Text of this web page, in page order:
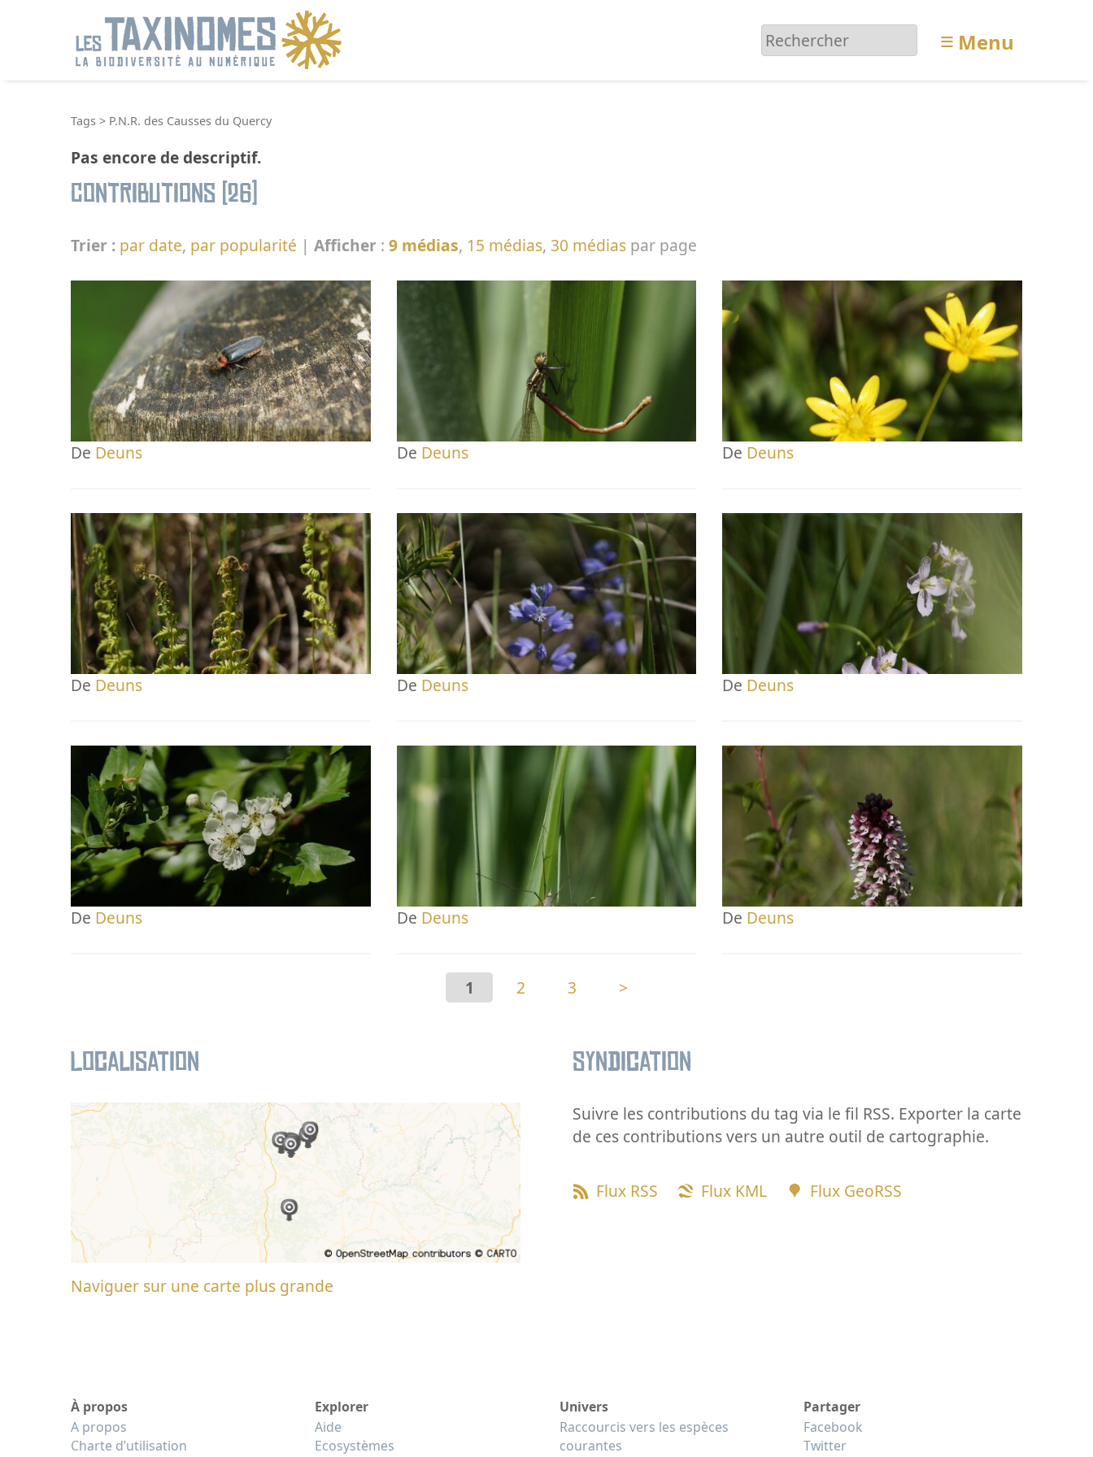
≡ Menu
Tags > P.N.R. des Causses du Quercy
Pas encore de descriptif.
Contributions (26)
Trier : par date, par popularité | Afficher : 9 médias, 15 médias, 30 médias par page
De Deuns De Deuns De Deuns
De Deuns De Deuns De Deuns
De Deuns De Deuns De Deuns
1 2 3 >
Localisation
Naviguer sur une carte plus grande
Syndication
Suivre les contributions du tag via le fil RSS. Exporter la carte
de ces contributions vers un autre outil de cartographie.
Flux RSS Flux KML Flux GeoRSS
À propos
A propos
Charte d’utilisation
Explorer
Aide
Ecosystèmes
Univers
Raccourcis vers les espèces
courantes
Partager
Facebook
Twitter